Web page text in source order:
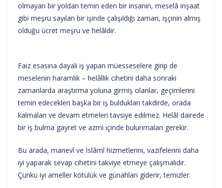
olmayan bir yoldan temin eden bir insanın, meselâ inşaat
gibi meşru sayılan bir işinde çalışıldığı zaman, işçinin almış
olduğu ücret meşru ve helâldir.
Faiz esasına dayalı iş yapan müesseselere girip de
meselenin haramlık – helâllik cihetini daha sonraki
zamanlarda araştırma yoluna girmiş olanlar, geçimlerini
temin edecekleri başka bir iş buldukları takdirde, orada
kalmaları ve devam etmeleri tavsiye edilmez. Helâl dairede
bir iş bulma gayret ve azmi içinde bulunmaları gerekir.
Bu arada, manevî ve İslâmî hizmetlerini, vazifelerini daha
iyi yaparak sevap cihetini takviye etmeye çalışmalıdır.
Çünkü iyi ameller kötülük ve günahları giderir, temizler.